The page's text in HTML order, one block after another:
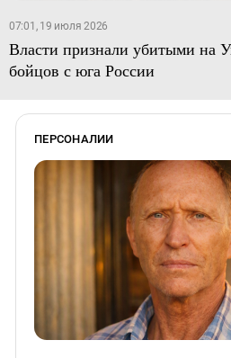
07:01, 19 июля 2026
Власти признали убитыми на
бойцов с юга России
ПЕРСОНАЛИИ